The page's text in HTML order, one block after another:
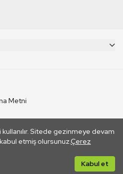
Sitede gezinmeye devam
etmiş olursunuz.Çerez
Kabul et
Metni
Bağlantı yoluyla gidilen dış